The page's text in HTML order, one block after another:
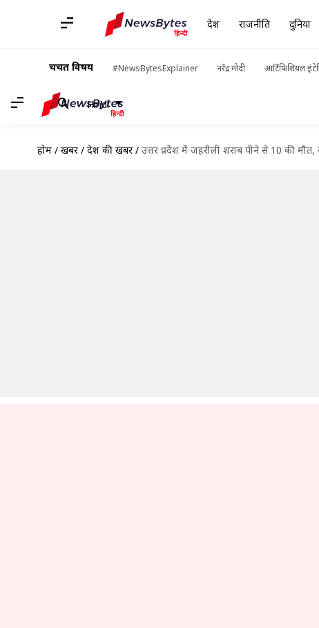
देश राजनीति दुनिया
चर्चित विषय #NewsBytesExplainer नरेंद्र मोदी आर्टिफिशियल
Hindi
होम / खबरें / देश की खबरें / उत्तर प्रदेश में जहरीली शराब पीने से 10 की